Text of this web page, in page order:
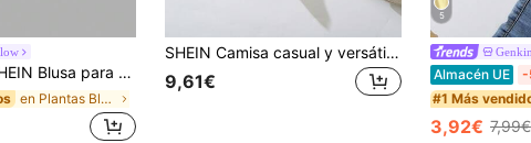
elegante de primavera/verano con hombros descubiertos, volantes, estructura de corsé, bajo con jacquard, brocado de satén y botones
en Plantas Blusas para niñas
SHEIN Camisa casual y versátil de uso diario con rayas para niña
9,61€
5
Almacén UE -
#1 Más
3,92€ 7,99€